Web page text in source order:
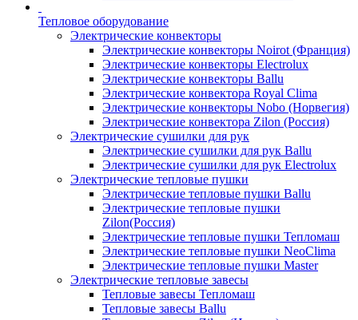
Тепловое оборудование
Электрические конвекторы
Электрические конвекторы Noirot (Франция)
Электрические конвекторы Electrolux
Электрические конвекторы Ballu
Электрические конвектора Royal Clima
Электрические конвекторы Nobo (Норвегия)
Электрические конвектора Zilon (Россия)
Электрические сушилки для рук
Электрические сушилки для рук Ballu
Электрические сушилки для рук Electrolux
Электрические тепловые пушки
Электрические тепловые пушки Ballu
Электрические тепловые пушки
Zilon(Россия)
Электрические тепловые пушки Тепломаш
Электрические тепловые пушки NeoClima
Электрические тепловые пушки Master
Электрические тепловые завесы
Тепловые завесы Тепломаш
Тепловые завесы Ballu